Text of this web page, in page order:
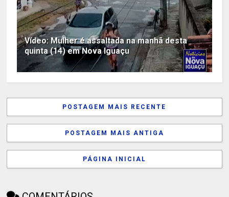
Vídeo: Mulher é assaltada na manhã desta
quinta (14) em Nova Iguaçu
POSTAGEM MAIS RECENTE
POSTAGEM MAIS ANTIGA
PÁGINA INICIAL